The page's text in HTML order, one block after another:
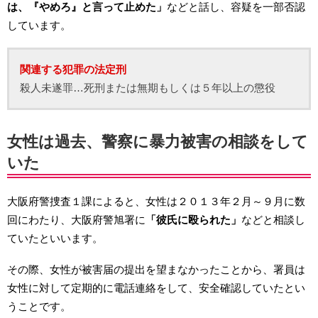
は、『やめろ』と言って止めた」 などと話し、容疑を一部否認
しています。
関連する犯罪の法定刑
殺人未遂罪…死刑または無期もしくは５年以上の懲役
女性は過去、警察に暴力被害の相談をして
いた
大阪府警捜査１課によると、女性は２０１３年２月～９月に数
回にわたり、大阪府警旭署に
「彼氏に殴られた」 などと相談し
ていたといいます。
その際、女性が被害届の提出を望まなかったことから、署員は
女性に対して定期的に電話連絡をして、安全確認していたとい
うことです。